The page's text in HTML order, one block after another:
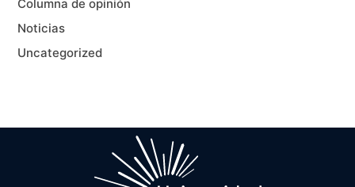
Columna de opinión
Noticias
Uncategorized